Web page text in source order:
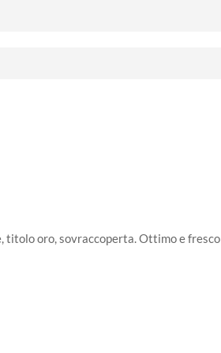
titolo oro, sovraccoperta. Ottimo e fresco